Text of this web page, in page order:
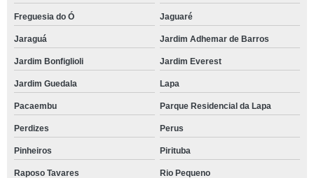
Freguesia do Ó Jaguaré
Jaraguá Jardim Adhemar de Barros
Jardim Bonfiglioli Jardim Everest
Jardim Guedala Lapa
Pacaembu Parque Residencial da Lapa
Perdizes Perus
Pinheiros Pirituba
Raposo Tavares Rio Pequeno